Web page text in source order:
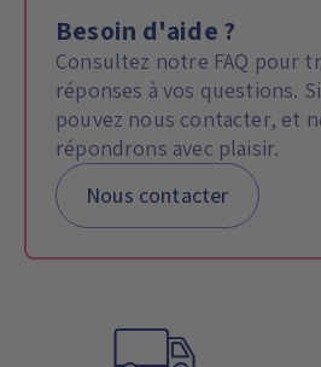
Besoin d'aide ?
Consultez notre FAQ pour
réponses à vos questions.
pouvez nous contacter, et
répondrons avec plaisir.
Nous contacter